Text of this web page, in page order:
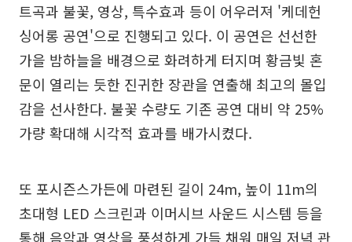
트곡과 불꽃, 영상, 특수효과 등이 어우러져 '케데헌
싱어롱 공연'으로 진행되고 있다. 이 공연은 선선한
가을 밤하늘을 배경으로 화려하게 터지며 황금빛 혼
문이 열리는 듯한 진귀한 장관을 연출해 최고의 몰입
감을 선사한다. 불꽃 수량도 기존 공연 대비 약 25%
가량 확대해 시각적 효과를 배가시켰다.
또 포시즌스가든에 마련된 길이 24m, 높이 11m의
초대형 LED 스크린과 이머시브 사운드 시스템 등을
통해 음악과 영상을 풍성하게 가득 채워 매일 저녁 관